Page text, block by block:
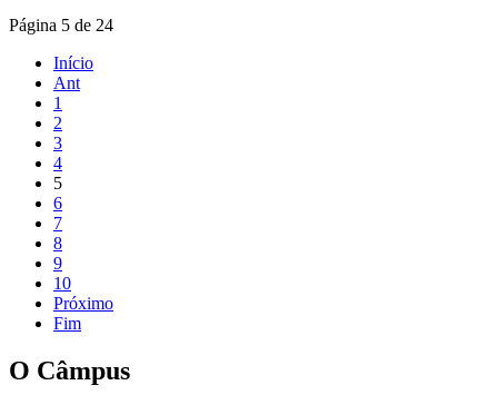
Página 5 de 24
Início
Ant
1
2
3
4
5
6
7
8
9
10
Próximo
Fim
O Câmpus